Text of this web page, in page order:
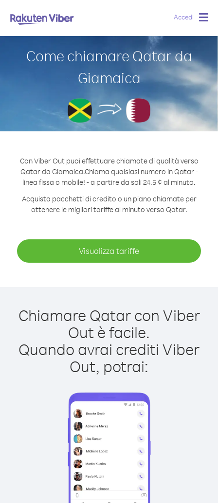
Accedi
Come chiamare Qatar da
Giamaica
Con Viber Out puoi effettuare chiamate di qualità verso
Qatar da Giamaica.Chiama qualsiasi numero in Qatar -
linea fissa o mobile! - a partire da soli 24.5 ¢ al minuto.
Acquista pacchetti di credito o un piano chiamate per
ottenere le migliori tariffe al minuto verso Qatar.
Visualizza tariffe
Chiamare Qatar con Viber
Out è facile.
Quando avrai crediti Viber
Out, potrai: